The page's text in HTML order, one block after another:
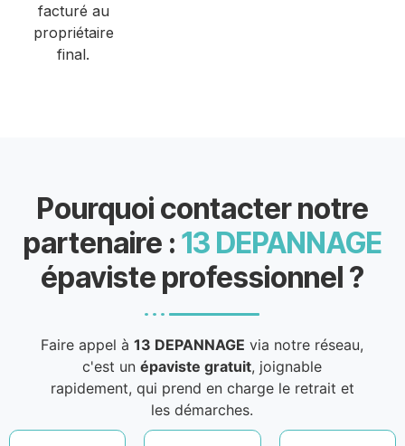
facturé au
propriétaire
final.
Pourquoi contacter notre
partenaire : 13 DEPANNAGE
épaviste professionnel ?
Faire appel à13 DEPANNAGE via notre réseau,
c'est unépaviste gratuit, joignable
rapidement, qui prend en charge le retrait et
les démarches.